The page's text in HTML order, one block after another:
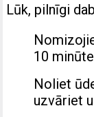
Lūk, pilnīgi
10
Noliet
uzvāriet